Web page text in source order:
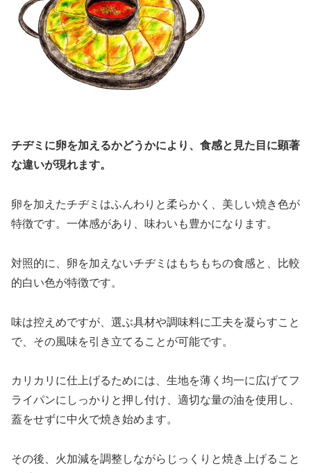
チヂミに卵を加えるかどうかにより、食感と見た目に顕著
な違いが現れます。
卵を加えたチヂミはふんわりと柔らかく、美しい焼き色が
特徴です。一体感があり、味わいも豊かになります。
対照的に、卵を加えないチヂミはもちもちの食感と、比較
的白い色が特徴です。
味は控えめですが、選ぶ具材や調味料に工夫を凝らすこと
で、その風味を引き立てることが可能です。
カリカリに仕上げるためには、生地を薄く均一に広げてフ
ライパンにしっかりと押し付け、適切な量の油を使用し、
蓋をせずに中火で焼き始めます。
その後、火加減を調整しながらじっくりと焼き上げること